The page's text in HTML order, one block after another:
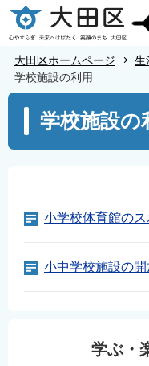
こ
の
ジ
大田区ホームページ 生
学校施設の利用
こ
学校施設の
小学校体育館の
小中学校施設の開
学ぶ・